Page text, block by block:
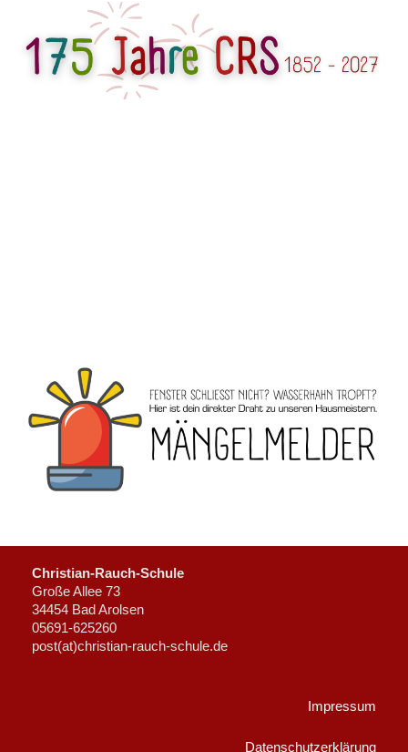
Christian-Rauch-Schule
Große Allee 73
34454 Bad Arolsen
05691-625260
post(at)christian-rauch-schule.de
Impressum
Datenschutzerklärung